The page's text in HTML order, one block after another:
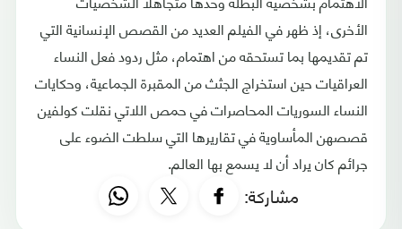
الأخرى، إذ ظهر في الفيلم العديد من القصص الإنسانية التي
تم تقديمها بما تستحقه من اهتمام، مثل ردود فعل النساء
العراقيات حين استخراج الجثث من المقبرة الجماعية، وحكايات
النساء السوريات المحاصرات في حمص اللاتي نقلت كولفين
قصصهن المأساوية في تقاريرها التي سلطت الضوء على
جرائم كان يراد أن لا يسمع بها العالم.
مشاركة: